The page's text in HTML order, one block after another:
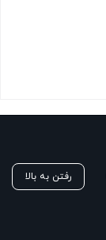
رفتن به بالا